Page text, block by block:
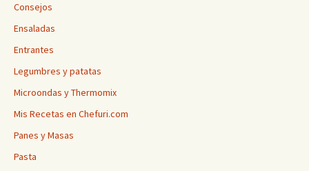
Consejos
Ensaladas
Entrantes
Legumbres y patatas
Microondas y Thermomix
Mis Recetas en Chefuri.com
Panes y Masas
Pasta